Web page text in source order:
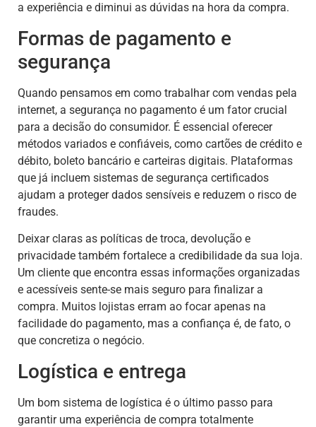
a experiência e diminui as dúvidas na hora da compra.
Formas de pagamento e
segurança
Quando pensamos em como trabalhar com vendas pela
internet, a segurança no pagamento é um fator crucial
para a decisão do consumidor. É essencial oferecer
métodos variados e confiáveis, como cartões de crédito e
débito, boleto bancário e carteiras digitais. Plataformas
que já incluem sistemas de segurança certificados
ajudam a proteger dados sensíveis e reduzem o risco de
fraudes.
Deixar claras as políticas de troca, devolução e
privacidade também fortalece a credibilidade da sua loja.
Um cliente que encontra essas informações organizadas
e acessíveis sente-se mais seguro para finalizar a
compra. Muitos lojistas erram ao focar apenas na
facilidade do pagamento, mas a confiança é, de fato, o
que concretiza o negócio.
Logística e entrega
Um bom sistema de logística é o último passo para
garantir uma experiência de compra totalmente